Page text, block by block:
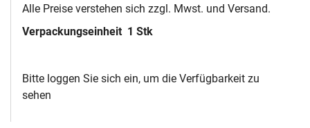
Alle Preise verstehen sich zzgl. Mwst. und Versand.
Verpackungseinheit 1 Stk
Bitte loggen Sie sich ein, um die Verfügbarkeit zu
sehen